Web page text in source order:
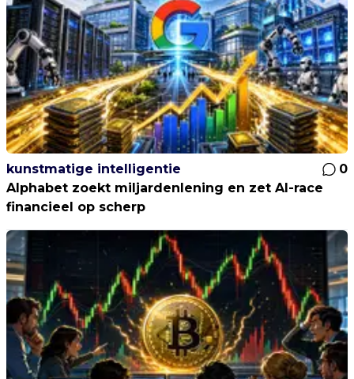
kunstmatige intelligentie
0
Alphabet zoekt miljardenlening en zet AI-race
financieel op scherp